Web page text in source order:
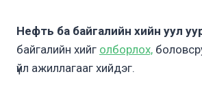
Нефть ба байгалийн хийн уул
байгалийн хийг олборлох,
үйл ажиллагааг хийдэг.